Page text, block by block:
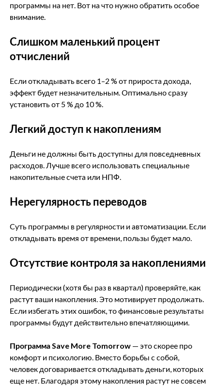
программы на нет. Вот на что нужно обратить особое
внимание.
Слишком маленький процент
отчислений
Если откладывать всего 1–2 % от прироста дохода,
эффект будет незначительным. Оптимально сразу
установить от 5 % до 10 %.
Легкий доступ к накоплениям
Деньги не должны быть доступны для повседневных
расходов. Лучше всего использовать специальные
накопительные счета или НПФ.
Нерегулярность переводов
Суть программы в регулярности и автоматизации. Если
откладывать время от времени, пользы будет мало.
Отсутствие контроля за накоплениями
Периодически (хотя бы раз в квартал) проверяйте, как
растут ваши накопления. Это мотивирует продолжать.
Если избегать этих ошибок, то финансовые результаты
программы будут действительно впечатляющими.
Программа Save More Tomorrow — это скорее про
комфорт и психологию. Вместо борьбы с собой,
человек договаривается откладывать деньги, которых
еще нет. Благодаря этому накопления растут не совсем